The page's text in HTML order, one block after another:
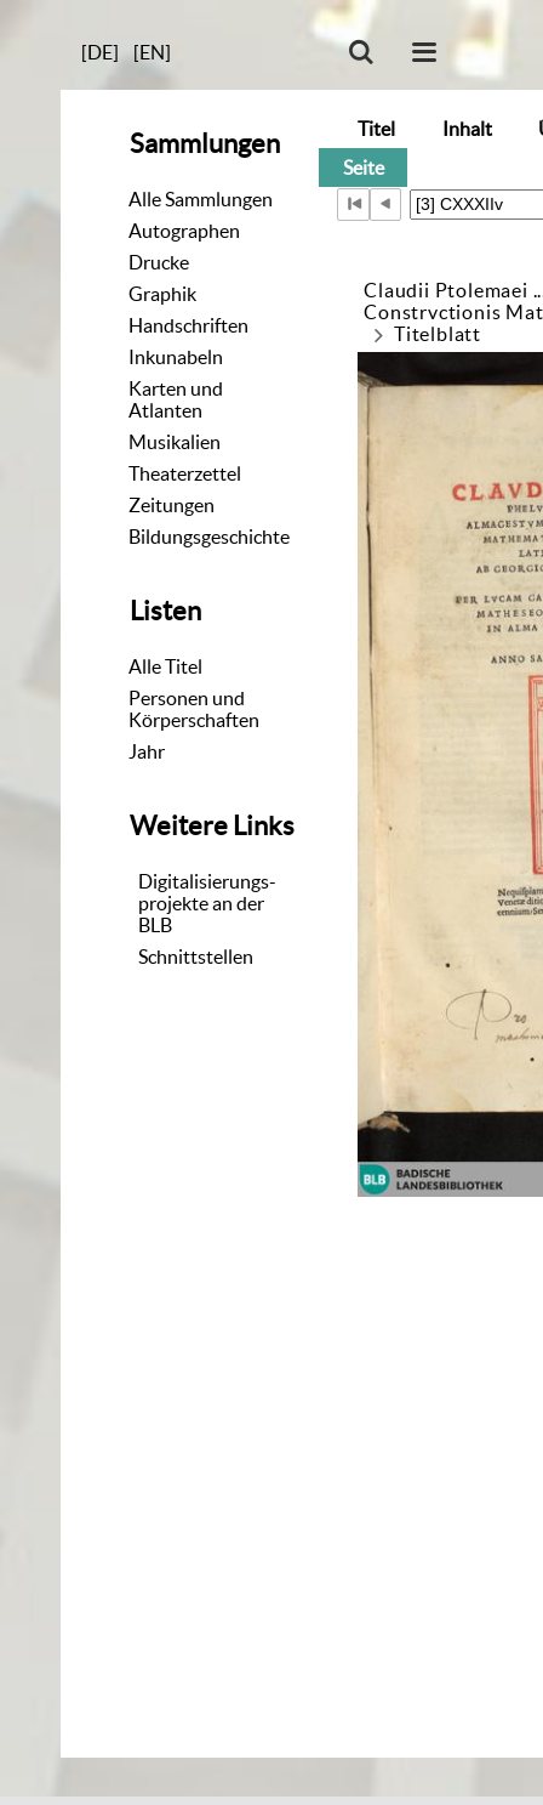
[DE] [EN]
Sammlungen
Alle Sammlungen
Autographen
Drucke
Graphik
Handschriften
Inkunabeln
Karten und
Atlanten
Musikalien
Theaterzettel
Zeitungen
Bildungsgeschichte
Listen
Alle Titel
Personen und
Körperschaften
Jahr
Weitere Links
Digitalisierungs-
projekte an der
BLB
Schnittstellen
Titel Inhalt
Seite
Claudii Ptolemaei
Constrvctionis
Titelblatt